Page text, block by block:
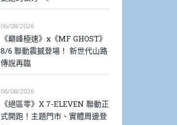
06/08/2026
《巔峰極速》x《MF GHOST》
8/6 聯動震撼登場！ 新世代山路
傳說再臨
06/08/2026
《絕區零》X 7-ELEVEN 聯動正
式開跑！主題門市、實體周邊登